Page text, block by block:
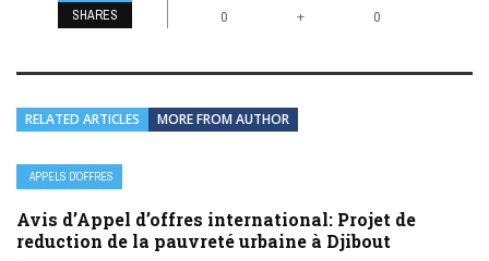
SHARES 0 + 0
RELATED ARTICLES MORE FROM AUTHOR
APPELS D’OFFRES
Avis d’Appel d’offres international: Projet de
reduction de la pauvreté urbaine à Djibout